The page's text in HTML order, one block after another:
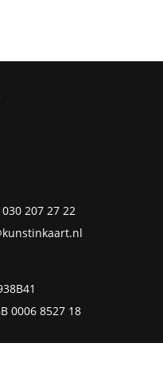
030 207 27 22
0006 8527 18